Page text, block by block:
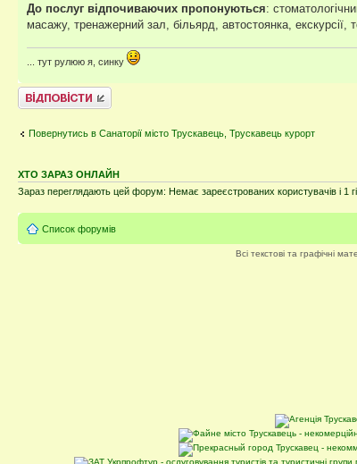
До послуг відпочиваючих пропонуються:
масажу, тренажерний зал, більярд, автостоянка, екскурсії,
... тут рулюю я, синку
Відповісти
Повернутись в Санаторії місто Трускавець, Трускавець курорт
ХТО ЗАРАЗ ОНЛАЙН
Зараз переглядають цей форум: Немає зареєстрованих користувачів і 1
Список форумів
Всі текстові та графічні